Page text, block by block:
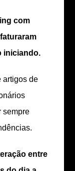
com
iniciando.
artigos de
sempre
entre